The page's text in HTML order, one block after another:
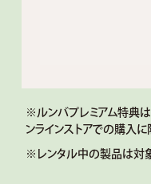
※ルンバプレミアム特典
ンラインストアでの購入に
※レンタル中の製品は対象